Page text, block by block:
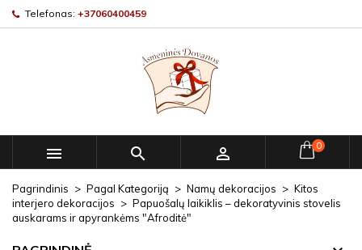
Telefonas: +37060400459
   0
Pagrindinis Pagal Kategoriją Namų dekoracijos
Kitos
interjero dekoracijos
Papuošalų laikiklis – dekoratyvinis stovelis
auskarams ir apyrankėms "Afroditė"